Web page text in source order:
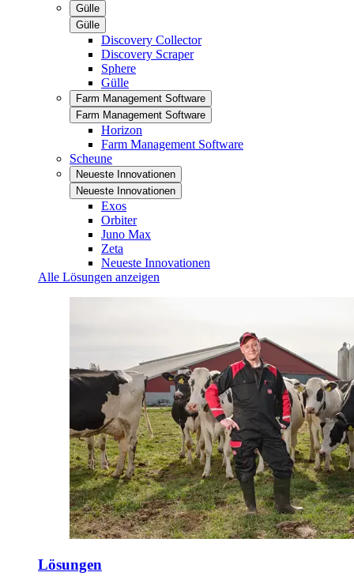
Gülle
Gülle
Discovery Collector
Discovery Scraper
Sphere
Gülle
Farm Management Software
Farm Management Software
Horizon
Farm Management Software
Scheune
Neueste Innovationen
Neueste Innovationen
Exos
Orbiter
Juno Max
Zeta
Neueste Innovationen
Alle Lösungen anzeigen
Lösungen